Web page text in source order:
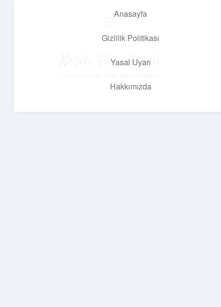
Anasayfa
Gizlilik Politikası
Yasal Uyarı
Hakkımızda
Neşeli Fikir Köşesi